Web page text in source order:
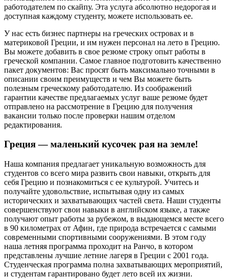
работодателем по скайпу. Эта услуга абсолютно недорогая и
доступная каждому студенту, можете использовать ее.
У нас есть бизнес партнеры на греческих островах и в
материковой Греции, и им нужен персонал на лето в Грецию.
Вы можете добавить в свое резюме строку опыт работы в
греческой компании. Самое главное подготовить качественно
пакет документов: Вас просят быть максимально точными в
описании своим преимуществ и чем Вы можете быть
полезным греческому работодателю. Из соображений
гарантии качестве предлагаемых услуг ваше резюме будет
отправлено на рассмотрение в Грецию для получения
вакансии только после проверки нашим отделом
редактирования.
Греция — маленький кусочек рая на земле!
Наша компания предлагает уникальную возможность для
студентов со всего мира развить свои навыки, открыть для
себя Грецию и познакомиться с ее культурой. Учитесь и
получайте удовольствие, испытывая одну из самых
исторических и захватывающих частей света. Наши студенты
совершенствуют свои навыки в английском языке, а также
получают опыт работы за рубежом, в выдающемся месте всего
в 90 километрах от Афин, где природа встречается с самыми
современными спортивными сооружениями. В этом году
наша летняя программа проходит на Ранчо, в котором
представлены лучшие летние лагеря в Греции с 2001 года.
Студенческая программа полна захватывающих мероприятий,
и студентам гарантировано будет лето всей их жизни.